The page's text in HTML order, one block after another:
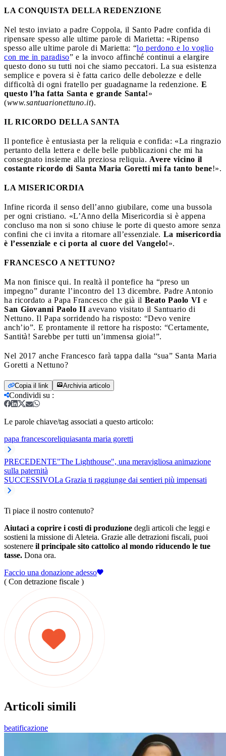
LA CONQUISTA DELLA REDENZIONE
Nel testo inviato a padre Coppola, il Santo Padre confida di
ripensare spesso alle ultime parole di Marietta: «Ripenso
spesso alle ultime parole di Marietta: “lo perdono e lo voglio
con me in paradiso” e la invoco affinché continui a elargire
questo dono su tutti noi che siamo peccatori. La sua esistenza
semplice e povera si è fatta carico delle debolezze e delle
difficoltà di ogni fratello per guadagnarne la redenzione. E
questo l’ha fatta Santa e grande Santa!»
(www.santuarionettuno.it).
IL RICORDO DELLA SANTA
Il pontefice è entusiasta per la reliquia e confida: «La ringrazio
pertanto della lettera e delle belle pubblicazioni che mi ha
consegnato insieme alla preziosa reliquia. Avere vicino il
costante ricordo di Santa Maria Goretti mi fa tanto bene!».
LA MISERICORDIA
Infine ricorda il senso dell’anno giubilare, come una bussola
per ogni cristiano. «L’Anno della Misericordia si è appena
concluso ma non si sono chiuse le porte di questo amore senza
confini che ci invita a ritornare all’essenziale. La misericordia
è l’essenziale e ci porta al cuore del Vangelo!».
FRANCESCO A NETTUNO?
Ma non finisce qui. In realtà il pontefice ha “preso un
impegno” durante l’incontro del 13 dicembre. Padre Antonio
ha ricordato a Papa Francesco che già il Beato Paolo VI e
San Giovanni Paolo II avevano visitato il Santuario di
Nettuno. Il Papa sorridendo ha risposto: “Devo venire
anch’io”. E prontamente il rettore ha risposto: “Certamente,
Santità! Sarebbe per tutti un’immensa gioia!”.
Nel 2017 anche Francesco farà tappa dalla “sua” Santa Maria
Goretti a Nettuno?
Copia il link Archivia articolo
Condividi su :
Le parole chiave/tag associati a questo articolo:
papa francescoreliquiasanta maria goretti
PRECEDENTE"The Lighthouse", una meravigliosa animazione
sulla paternità
SUCCESSIVOLa Grazia ti raggiunge dai sentieri più impensati
Ti piace il nostro contenuto?
Aiutaci a coprire i costi di produzione degli articoli che leggi e
sostieni la missione di Aleteia. Grazie alle detrazioni fiscali, puoi
sostenere il principale sito cattolico al mondo riducendo le tue
tasse. Dona ora.
Faccio una donazione adesso
( Con detrazione fiscale )
Articoli simili
beatificazione